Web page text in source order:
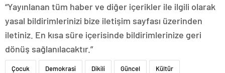
“Yayınlanan tüm haber ve diğer içerikler ile ilgili olarak
yasal bildirimlerinizi bize iletişim sayfası üzerinden
iletiniz. En kısa süre içerisinde bildirimlerinize geri
dönüş sağlanılacaktır.”
Çocuk Demokrasi Dikili Güncel Kültür